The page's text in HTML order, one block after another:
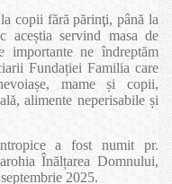
copii fără părinţi, până la
aceștia servind masa de
importante ne îndreptăm
Fundației Familia care
mame și copii,
alimente neperisabile și
a fost numit pr.
Înălțarea Domnului,
2025.